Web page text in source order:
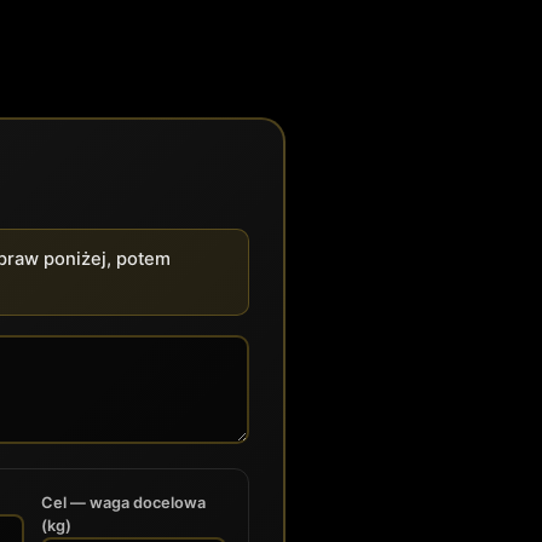
poniżej, potem
Cel — waga docelowa
(kg)